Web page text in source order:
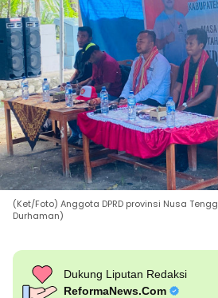
(Ket/Foto) Anggota DPRD provinsi Nusa
Durhaman)
Dukung Liputan Redaksi
ReformaNews.Com